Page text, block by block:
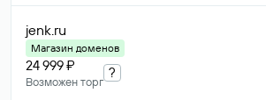
jenk.ru
Магазин доменов
24 999 ₽
Возможен торг
?